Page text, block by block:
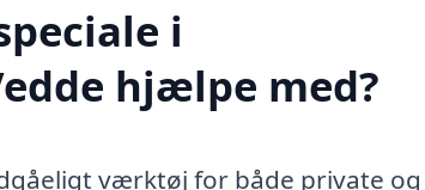
i
hjælpe med?
værktøj for både private og